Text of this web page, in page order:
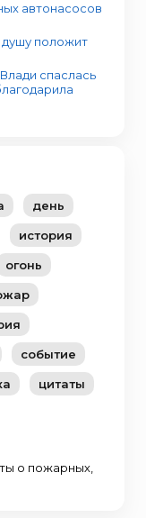
день
история
огонь
событие
цитаты
о пожарных,
автонасосов
положит
спаслась